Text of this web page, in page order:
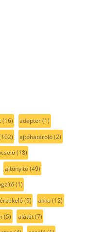
(16) adapter(1)
ajtóhatároló(2)
(18)
ajtónyitó(49)
(1)
(9) akku(12)
(5) alátét(7)